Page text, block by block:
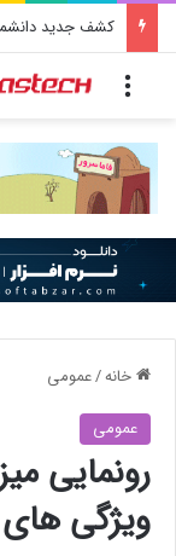
خانه/عمومی
عمومی
رونمایی
ویژگی های